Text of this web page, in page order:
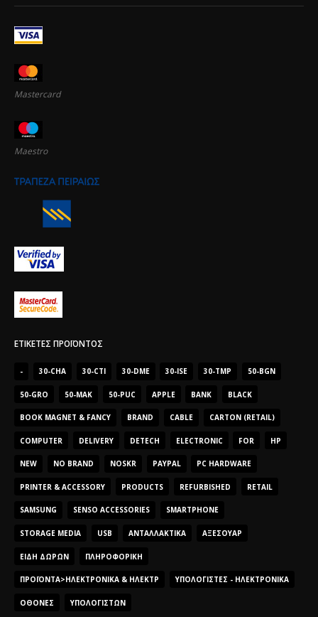
Mastercard
Maestro
ΕΤΙΚΈΤΕΣ ΠΡΟΪΌΝΤΟΣ
- 30-CHA 30-CTI 30-DME 30-ISE 30-TMP 50-BGN
50-GRO 50-MAK 50-PUC APPLE BANK BLACK
BOOK MAGNET & FANCY BRAND CABLE CARTON (RETAIL)
COMPUTER DELIVERY DETECH ELECTRONIC FOR HP
NEW NO BRAND NOSKR PAYPAL PC HARDWARE
PRINTER & ACCESSORY PRODUCTS REFURBISHED RETAIL
SAMSUNG SENSO ACCESSORIES SMARTPHONE
STORAGE MEDIA USB ΑΝΤΑΛΛΑΚΤΙΚΆ ΑΞΕΣΟΥΆΡ
ΕΊΔΗ ΔΏΡΩΝ ΠΛΗΡΟΦΟΡΙΚΉ
ΠΡΟΪΌΝΤΑ>ΗΛΕΚΤΡΟΝΙΚΆ & ΗΛΕΚΤΡ ΥΠΟΛΟΓΙΣΤΈΣ - ΗΛΕΚΤΡΟΝΙΚΆ
ΟΘΌΝΕΣ ΥΠΟΛΟΓΙΣΤΏΝ